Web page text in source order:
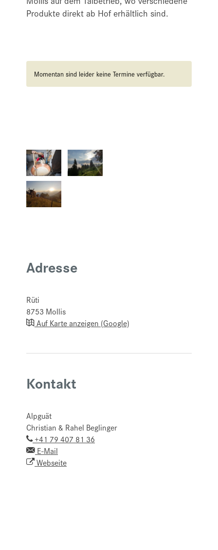
Produkte direkt ab Hof erhältlich sind.
Momentan sind leider keine Termine verfügbar.
Adresse
Rüti
8753 Mollis
Auf Karte anzeigen (Google)
Kontakt
Alpguät
Christian & Rahel Beglinger
+41 79 407 81 36
E-Mail
Webseite